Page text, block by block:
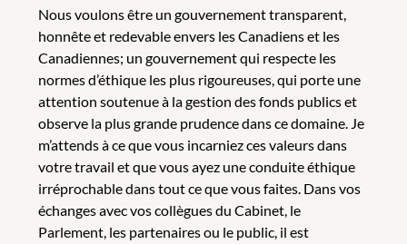
Nous voulons être un gouvernement transparent,
honnête et redevable envers les Canadiens et les
Canadiennes; un gouvernement qui respecte les
normes d’éthique les plus rigoureuses, qui porte une
attention soutenue à la gestion des fonds publics et
observe la plus grande prudence dans ce domaine. Je
m’attends à ce que vous incarniez ces valeurs dans
votre travail et que vous ayez une conduite éthique
irréprochable dans tout ce que vous faites. Dans vos
échanges avec vos collègues du Cabinet, le
Parlement, les partenaires ou le public, il est